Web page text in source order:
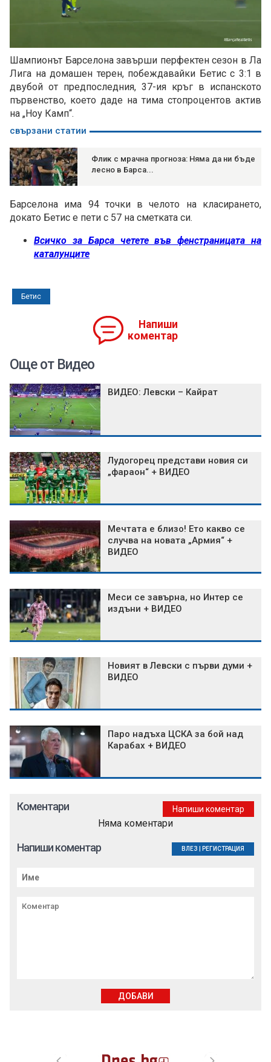
Шампионът Барселона завърши перфектен сезон в Ла
Лига на домашен терен, побеждавайки Бетис с 3:1 в
двубой от предпоследния, 37-ия кръг в испанското
първенство, което даде на тима стопроцентов актив
на „Ноу Камп“.
свързани статии
Флик с мрачна прогноза: Няма да ни бъде
лесно в Барса...
Барселона има 94 точки в челото на класирането,
докато Бетис е пети с 57 на сметката си.
Всичко за Барса четете във фенстраницата на
каталунците
Бетис
Напиши
коментар
Още от Видео
ВИДЕО: Левски – Кайрат
Лудогорец представи новия си
„фараон“ + ВИДЕО
Мечтата е близо! Ето какво се
случва на новата „Армия“ +
ВИДЕО
Меси се завърна, но Интер се
издъни + ВИДЕО
Новият в Левски с първи думи +
ВИДЕО
Паро надъха ЦСКА за бой над
Карабах + ВИДЕО
Коментари Напиши коментар
Няма коментари
Напиши коментар ВЛЕЗ РЕГИСТРАЦИЯ
ДОБАВИ